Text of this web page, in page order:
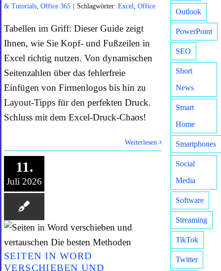
& Tutorials Office 365 | Schlagwörter: Excel Office
Tabellen im Griff: Dieser Guide zeigt
Ihnen, wie Sie Kopf- und Fußzeilen in
Excel richtig nutzen. Von dynamischen
Seitenzahlen über das fehlerfreie
Einfügen von Firmenlogos bis hin zu
Layout-Tipps für den perfekten Druck.
Schluss mit dem Excel-Druck-Chaos!
Weiterlesen
11.
Juli 2026
SEITEN IN WORD
VERSCHIEBEN UND
Outlook
PowerPoint
SEO
Short
News
Smart
Home
Smartphones
Social
Media
Software
Streaming
TikTok
Twitter